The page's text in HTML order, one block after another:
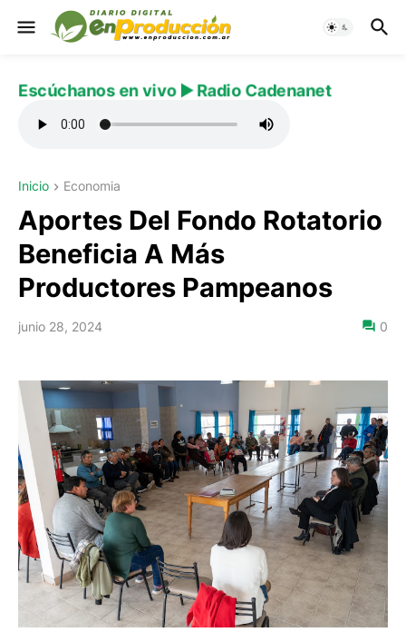
Escúchanos en vivo ▶️ Radio Cadenanet
Inicio Economia
Aportes Del Fondo Rotatorio
Beneficia A Más
Productores Pampeanos
junio 28, 2024 0